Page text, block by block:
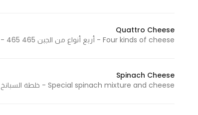
Quattro Cheese
Four kinds of cheese - أربع أنواع من الجبن 465 Cal - 465 سعرة حرارية
Spinach Cheese
Special spinach mixture and cheese - خلطة السبانخ الخاصة والجبن 224 Cal - 224 سعرة حرارية
content and
offers.